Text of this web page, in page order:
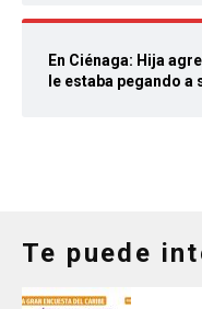
En Ciénaga: Hija
le estaba pegando a
Te puede